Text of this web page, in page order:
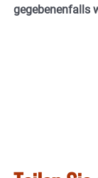
gegebenenfalls